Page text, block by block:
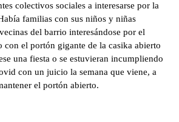
colectivos sociales a interesarse por la
familias con sus niños y niñas
del barrio interesándose por el
el portón gigante de la casika abierto
una fiesta o se estuvieran incumpliendo
con un juicio la semana que viene, a
el portón abierto.